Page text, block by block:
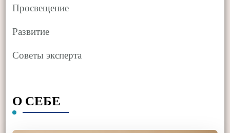
Просвещение
Развитие
Советы эксперта
О СЕБЕ